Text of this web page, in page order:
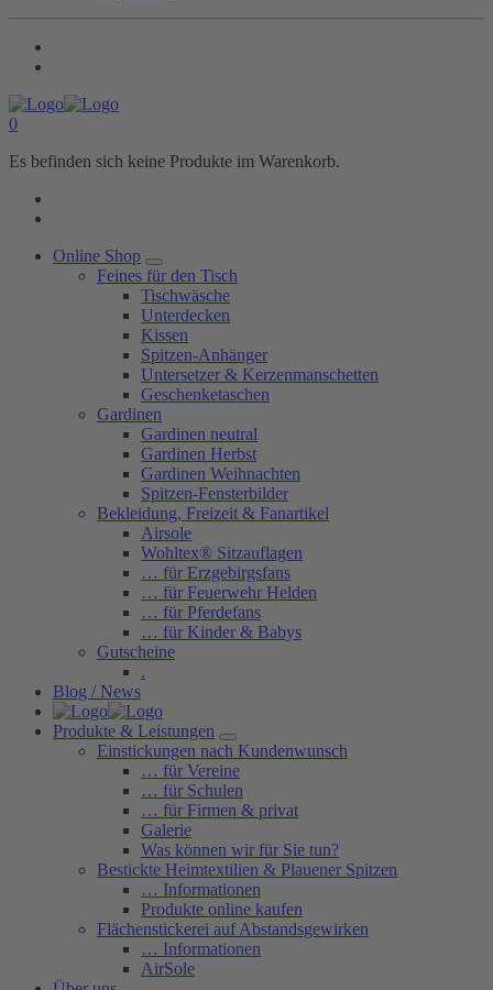
0
Es befinden sich keine Produkte im Warenkorb.
Online Shop
Feines für den Tisch
Tischwäsche
Unterdecken
Kissen
Spitzen-Anhänger
Untersetzer & Kerzenmanschetten
Geschenketaschen
Gardinen
Gardinen neutral
Gardinen Herbst
Gardinen Weihnachten
Spitzen-Fensterbilder
Bekleidung, Freizeit & Fanartikel
Airsole
Wohltex® Sitzauflagen
… für Erzgebirgsfans
… für Feuerwehr Helden
… für Pferdefans
… für Kinder & Babys
Gutscheine
.
Blog / News
Produkte & Leistungen
Einstickungen nach Kundenwunsch
… für Vereine
… für Schulen
… für Firmen & privat
Galerie
Was können wir für Sie tun?
Bestickte Heimtextilien & Plauener Spitzen
… Informationen
Produkte online kaufen
Flächenstickerei auf Abstandsgewirken
… Informationen
AirSole